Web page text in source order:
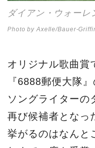
ダイアン・ウォーレ
Photo by Axelle/Bauer-
オリジナル歌曲賞
『6888郵便大隊
ソングライターの
再び候補者となっ
挙がるのはなんと